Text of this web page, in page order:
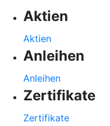
Aktien
Aktien
Anleihen
Anleihen
Zertifikate
Zertifikate